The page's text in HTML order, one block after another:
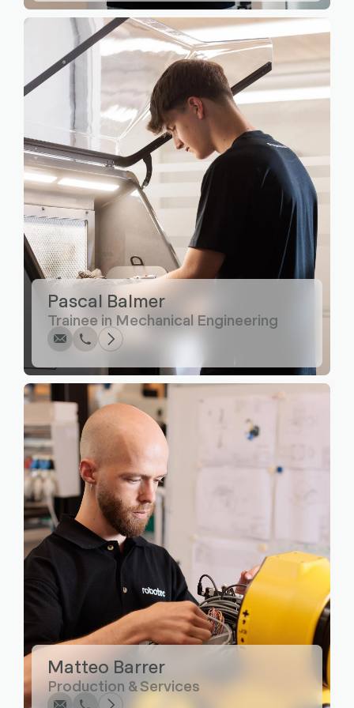
Pascal Balmer
Trainee in Mechanical Engineering
Écrire Copier
Appel Copier
Matteo Barrer
Production & Services
Écrire Copier
Appel Copier